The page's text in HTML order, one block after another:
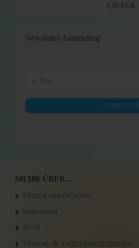
1,99 EUR
Newsletter-Anmeldung
NEWSLETTER-
ANMELDUNG
ANMELDEN
MEHR ÜBER...
Sitzung unterbrochen
Impressum
AGB
Versand- & Zahlungsbedingungen